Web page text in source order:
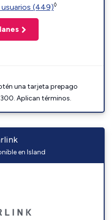
(449)◊
una tarjeta prepago
Aplican términos.
en Island